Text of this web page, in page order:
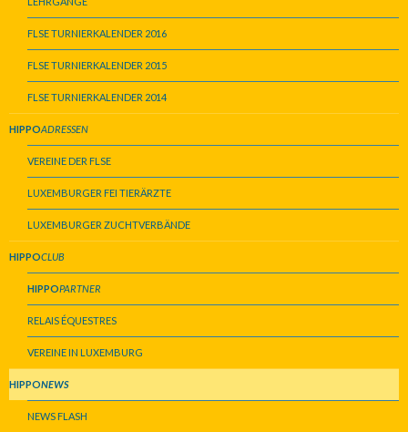
FLSE TURNIERKALENDER 2016
FLSE TURNIERKALENDER 2015
FLSE TURNIERKALENDER 2014
HIPPOADRESSEN
VEREINE DER FLSE
LUXEMBURGER FEI TIERÄRZTE
LUXEMBURGER ZUCHTVERBÄNDE
HIPPOCLUB
HIPPOPARTNER
RELAIS ÉQUESTRES
VEREINE IN LUXEMBURG
HIPPONEWS
NEWS FLASH